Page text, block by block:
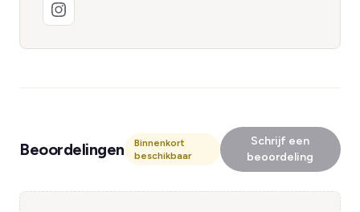
Beoordelingen
Binnenkort
beschikbaar
Schrijf een
beoordeling